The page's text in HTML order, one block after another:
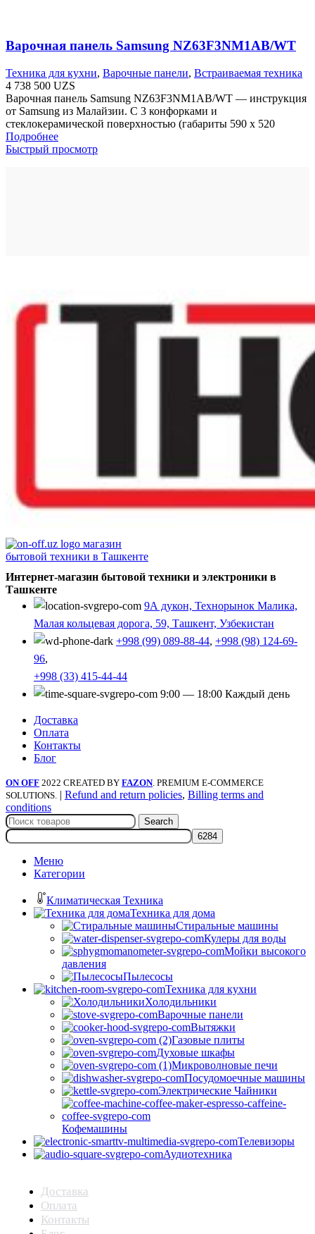
Варочная панель Samsung NZ63F3NM1AB/WT
Техника для кухни, Варочные панели, Встраиваемая техника
4 738 500 UZS
Варочная панель Samsung NZ63F3NM1AB/WT — инструкция
от Samsung из Малайзии. С 3 конфорками и
стеклокерамической поверхностью (габариты 590 х 520
Подробнее
Быстрый просмотр
Интернет-магазин бытовой техники и электроники в
Ташкенте
9А дукон, Технорынок Малика,
Малая кольцевая дорога, 59, Ташкент, Узбекистан
+998 (99) 089-88-44, +998 (98) 124-69-
96,
+998 (33) 415-44-44
9:00 — 18:00 Каждый день
Доставка
Оплата
Контакты
Блог
ON OFF 2022 CREATED BY FAZON. PREMIUM E-COMMERCE
SOLUTIONS. | Refund and return policies, Billing terms and
conditions
Search
Меню
Категории
Климатическая Техника
Техника для дома
Стиральные машины
Кулеры для воды
Мойки высокого
давления
Пылесосы
Техника для кухни
Холодильники
Варочные панели
Вытяжки
Газовые плиты
Духовые шкафы
Микроволновые печи
Посудомоечные машины
Электрические Чайники
Кофемашины
Телевизоры
Аудиотехника
Доставка
Оплата
Контакты